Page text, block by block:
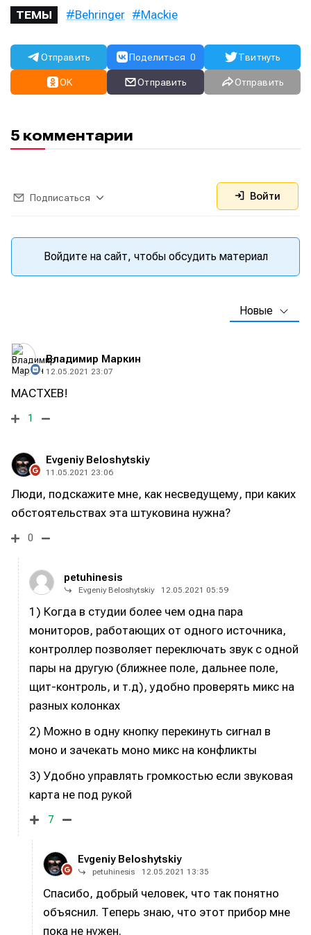
Вы сможете общаться в комментариях,
добавлять материалы в избранное и пользоваться
Электронная
почта
Я не робот
Вы сможете общаться в комментариях,
добавлять материалы в избранное и пользоваться
Электронная
почта
Я не робот
Вы сможете общаться в комментариях,
добавлять материалы в избранное и пользоваться
Электронная
почта
Я не робот
Написание
Исполнение
Продакшн
Инструменты
Оборудование
Индустрия
Сцена
📖 Источники информации
👷 Профили специалистов
Скоро тут что-то будет
оборудование
эффектах
❤️‍🔥 Лучшие VST
Вы сможете общаться в комментариях,
добавлять материалы в избранное и пользоваться
Электронная
почта
Я не робот
Написание
Исполнение
Продакшн
Инструменты
Оборудование
Индустрия
Сцена
📖 Источники информации
👷 Профили специалистов
Скоро тут что-то будет
оборудование
эффектах
❤️‍🔥 Лучшие VST
ТЕМЫ Behringer Mackie
Отправить Поделиться 0 Твитнуть
OK Отправить Отправить
5 комментарии
Подписаться Войти
Войдите на сайт, чтобы обсудить материал
Новые
Владимир Маркин
12.05.2021 23:07
МАСТХЕВ!
1
Evgeniy Beloshytskiy
11.05.2021 23:06
Люди, подскажите мне, как несведущему, при каких
обстоятельствах эта штуковина нужна?
0
petuhinesis
Evgeniy Beloshytskiy 12.05.2021 05:59
1) Когда в студии более чем одна пара
мониторов, работающих от одного источника,
контроллер позволяет переключать звук с одной
пары на другую (ближнее поле, дальнее поле,
щит-контроль, и т.д), удобно проверять микс на
разных колонках
2) Можно в одну кнопку перекинуть сигнал в
моно и зачекать моно микс на конфликты
3) Удобно управлять громкостью если звуковая
карта не под рукой
7
Evgeniy Beloshytskiy
petuhinesis 12.05.2021 13:35
Спасибо, добрый человек, что так понятно
объяснил. Теперь знаю, что этот прибор мне
пока не нужен.